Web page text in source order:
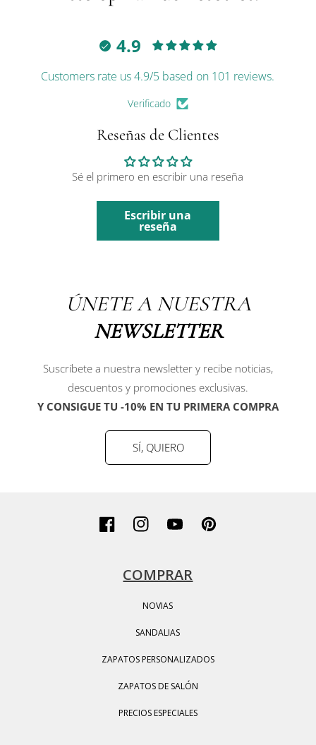
4.9
Customers rate us 4.9/5 based on 101 reviews.
Verificado
Reseñas de Clientes
Sé el primero en escribir una reseña
Escribir una
reseña
ÚNETE A NUESTRA
NEWSLETTER
Suscríbete a nuestra newsletter y recibe noticias,
descuentos y promociones exclusivas.
Y CONSIGUE TU -10% EN TU PRIMERA COMPRA
SÍ, QUIERO
FacebookInstagramYouTubePinterest
COMPRAR
NOVIAS
SANDALIAS
ZAPATOS PERSONALIZADOS
ZAPATOS DE SALÓN
PRECIOS ESPECIALES